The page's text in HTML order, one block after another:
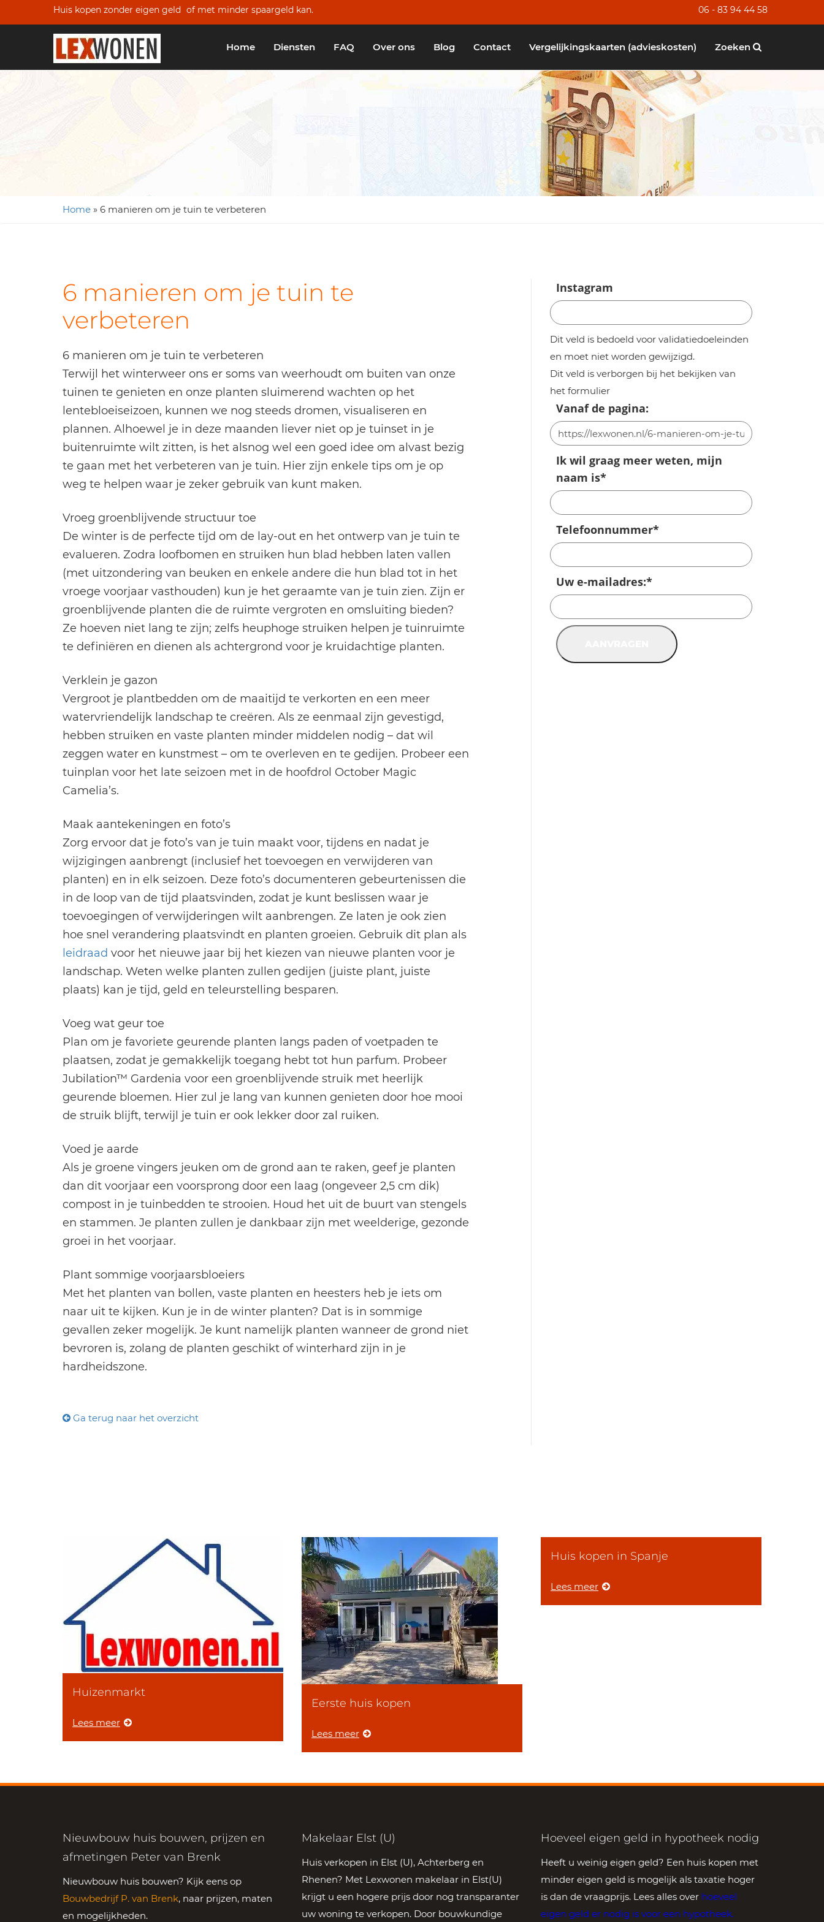
Huis kopen zonder eigen geld of met minder spaargeld kan. 06 - 83 94 44 58
Home Diensten FAQ Over ons Blog Contact Vergelijkingskaarten (advieskosten) Zoeken
Home » 6 manieren om je tuin te verbeteren
6 manieren om je tuin te
verbeteren
6 manieren om je tuin te verbeteren
Terwijl het winterweer ons er soms van weerhoudt om buiten van onze
tuinen te genieten en onze planten sluimerend wachten op het
lentebloeiseizoen, kunnen we nog steeds dromen, visualiseren en
plannen. Alhoewel je in deze maanden liever niet op je tuinset in je
buitenruimte wilt zitten, is het alsnog wel een goed idee om alvast bezig
te gaan met het verbeteren van je tuin. Hier zijn enkele tips om je op
weg te helpen waar je zeker gebruik van kunt maken.
Vroeg groenblijvende structuur toe
De winter is de perfecte tijd om de lay-out en het ontwerp van je tuin te
evalueren. Zodra loofbomen en struiken hun blad hebben laten vallen
(met uitzondering van beuken en enkele andere die hun blad tot in het
vroege voorjaar vasthouden) kun je het geraamte van je tuin zien. Zijn er
groenblijvende planten die de ruimte vergroten en omsluiting bieden?
Ze hoeven niet lang te zijn; zelfs heuphoge struiken helpen je tuinruimte
te definiëren en dienen als achtergrond voor je kruidachtige planten.
Verklein je gazon
Vergroot je plantbedden om de maaitijd te verkorten en een meer
watervriendelijk landschap te creëren. Als ze eenmaal zijn gevestigd,
hebben struiken en vaste planten minder middelen nodig – dat wil
zeggen water en kunstmest – om te overleven en te gedijen. Probeer een
tuinplan voor het late seizoen met in de hoofdrol October Magic
Camelia’s.
Maak aantekeningen en foto’s
Zorg ervoor dat je foto’s van je tuin maakt voor, tijdens en nadat je
wijzigingen aanbrengt (inclusief het toevoegen en verwijderen van
planten) en in elk seizoen. Deze foto’s documenteren gebeurtenissen die
in de loop van de tijd plaatsvinden, zodat je kunt beslissen waar je
toevoegingen of verwijderingen wilt aanbrengen. Ze laten je ook zien
hoe snel verandering plaatsvindt en planten groeien. Gebruik dit plan als
leidraad voor het nieuwe jaar bij het kiezen van nieuwe planten voor je
landschap. Weten welke planten zullen gedijen (juiste plant, juiste
plaats) kan je tijd, geld en teleurstelling besparen.
Voeg wat geur toe
Plan om je favoriete geurende planten langs paden of voetpaden te
plaatsen, zodat je gemakkelijk toegang hebt tot hun parfum. Probeer
Jubilation™ Gardenia voor een groenblijvende struik met heerlijk
geurende bloemen. Hier zul je lang van kunnen genieten door hoe mooi
de struik blijft, terwijl je tuin er ook lekker door zal ruiken.
Voed je aarde
Als je groene vingers jeuken om de grond aan te raken, geef je planten
dan dit voorjaar een voorsprong door een laag (ongeveer 2,5 cm dik)
compost in je tuinbedden te strooien. Houd het uit de buurt van stengels
en stammen. Je planten zullen je dankbaar zijn met weelderige, gezonde
groei in het voorjaar.
Plant sommige voorjaarsbloeiers
Met het planten van bollen, vaste planten en heesters heb je iets om
naar uit te kijken. Kun je in de winter planten? Dat is in sommige
gevallen zeker mogelijk. Je kunt namelijk planten wanneer de grond niet
bevroren is, zolang de planten geschikt of winterhard zijn in je
hardheidszone.
Ga terug naar het overzicht
Instagram
Dit veld is bedoeld voor validatiedoeleinden
en moet niet worden gewijzigd.
Dit veld is verborgen bij het bekijken van
het formulier
Vanaf de pagina:
Ik wil graag meer weten, mijn
naam is*
Telefoonnummer*
Uw e-mailadres:*
Huizenmarkt
Lees meer
Eerste huis kopen
Lees meer
Huis kopen in Spanje
Lees meer
Nieuwbouw huis bouwen, prijzen en
afmetingen Peter van Brenk
Nieuwbouw huis bouwen? Kijk eens op
Bouwbedrijf P. van Brenk, naar prijzen, maten
en mogelijkheden.
Makelaar Elst (U)
Huis verkopen in Elst (U), Achterberg en
Rhenen? Met Lexwonen makelaar in Elst(U)
krijgt u een hogere prijs door nog transparanter
uw woning te verkopen. Door bouwkundige
Hoeveel eigen geld in hypotheek nodig
Heeft u weinig eigen geld? Een huis kopen met
minder eigen geld is mogelijk als taxatie hoger
is dan de vraagprijs. Lees alles over hoeveel
eigen geld er nodig is voor een hypotheek.